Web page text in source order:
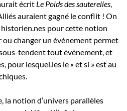
écrit Le Poids des sauterelles
auraient gagné le conflit ! On
pour cette notion
ou changer un événement permet
tendent tout événement, et
pour lesquel.les le « et si » est au
la notion d’univers parallèles